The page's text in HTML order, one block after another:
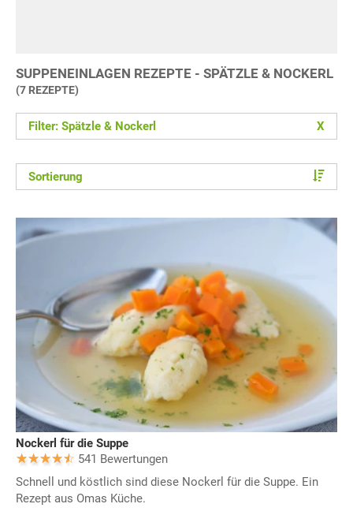
SUPPENEINLAGEN REZEPTE - SPÄTZLE & NOCKERL
(7 REZEPTE)
Filter: Spätzle & Nockerl X
Sortierung
Nockerl für die Suppe
541 Bewertungen
Schnell und köstlich sind diese Nockerl für die Suppe. Ein
Rezept aus Omas Küche.